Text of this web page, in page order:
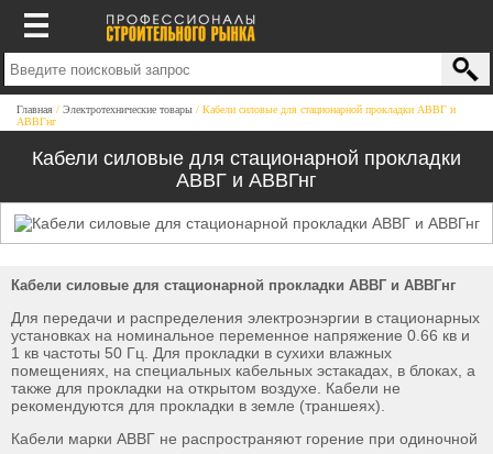
Главная Электротехнические товары
Кабели силовые для стационарной прокладки АВВГ и
АВВГнг
Кабели силовые для стационарной прокладки
АВВГ и АВВГнг
Кабели силовые для стационарной прокладки АВВГ и АВВГнг
Для передачи и распределения электроэнэргии в стационарных
установках на номинальное переменное напряжение 0.66 кв и
1 кв частоты 50 Гц. Для прокладки в сухихи влажных
помещениях, на специальных кабельных эстакадах, в блоках, а
также для прокладки на открытом воздухе. Кабели не
рекомендуются для прокладки в земле (траншеях).
Кабели марки АВВГ не распространяют горение при одиночной